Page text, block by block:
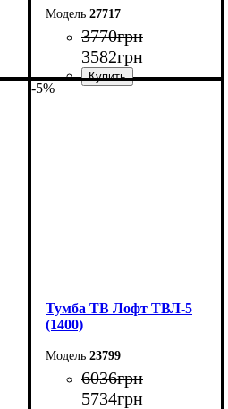
27717
3770грн
3582грн
-5%
Тумба ТВ Лофт ТВЛ-5
(1400)
23799
6036грн
5734грн